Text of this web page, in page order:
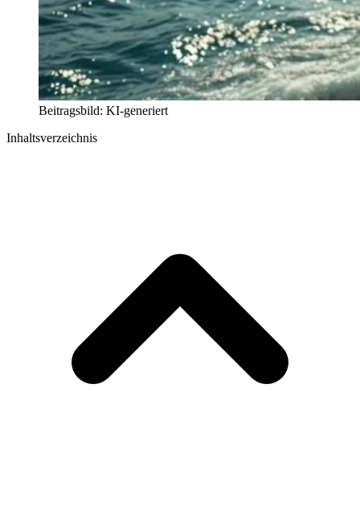
Beitragsbild: KI-generiert
Inhaltsverzeichnis